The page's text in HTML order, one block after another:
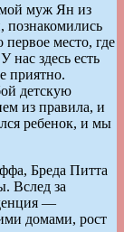
муж Ян из
познакомились
место, где
нас здесь есть
приятно.
детскую
из правила, и
ребенок, и мы
Бреда Питта
Вслед за
—
домами, рост